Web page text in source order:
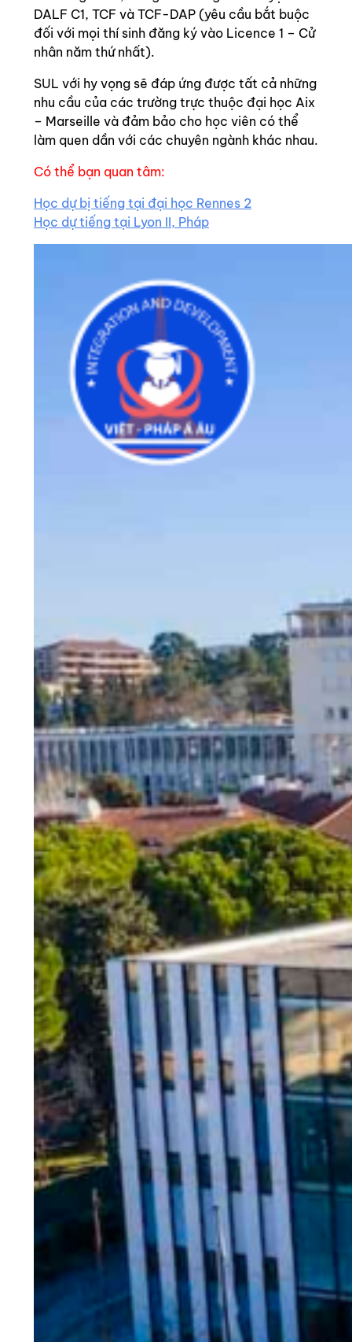
DALF C1, TCF và TCF-DAP (yêu cầu bắt buộc
đối với mọi thí sinh đăng ký vào Licence 1 – Cử
nhân năm thứ nhất).
SUL với hy vọng sẽ đáp ứng được tất cả những
nhu cầu của các trường trực thuộc đại học Aix
– Marseille và đảm bảo cho học viên có thể
làm quen dần với các chuyên ngành khác nhau.
Có thể bạn quan tâm:
Học dự bị tiếng tại đại học Rennes 2
Học dự tiếng tại Lyon II, Pháp